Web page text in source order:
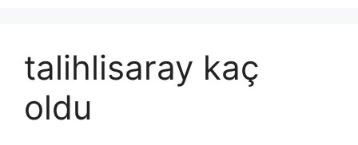
talihlisaray kaç
oldu